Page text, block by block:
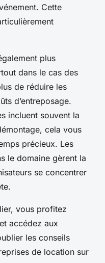
Cette
plus
dans le cas des
de réduire les
d’entreposage.
incluent souvent la
cela vous
précieux. Les
le domaine gèrent la
se concentrer
vous profitez
accédez aux
les conseils
de location sur